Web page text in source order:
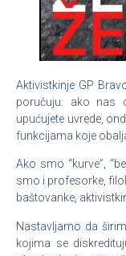
Aktivistkinje GP
poručuju: ako nas
upućujete uvrede,
funkcijama koje
Ako smo “kurve”,
smo i profesorke,
baštovanke,
Nastavljamo da
kojima se